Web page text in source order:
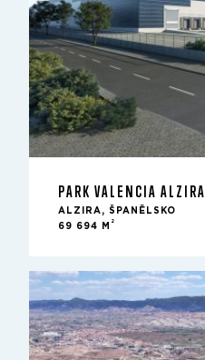
PARK VALENCIA ALZIRA
ALZIRA, ŠPANĚLSKO
69 694 M
2